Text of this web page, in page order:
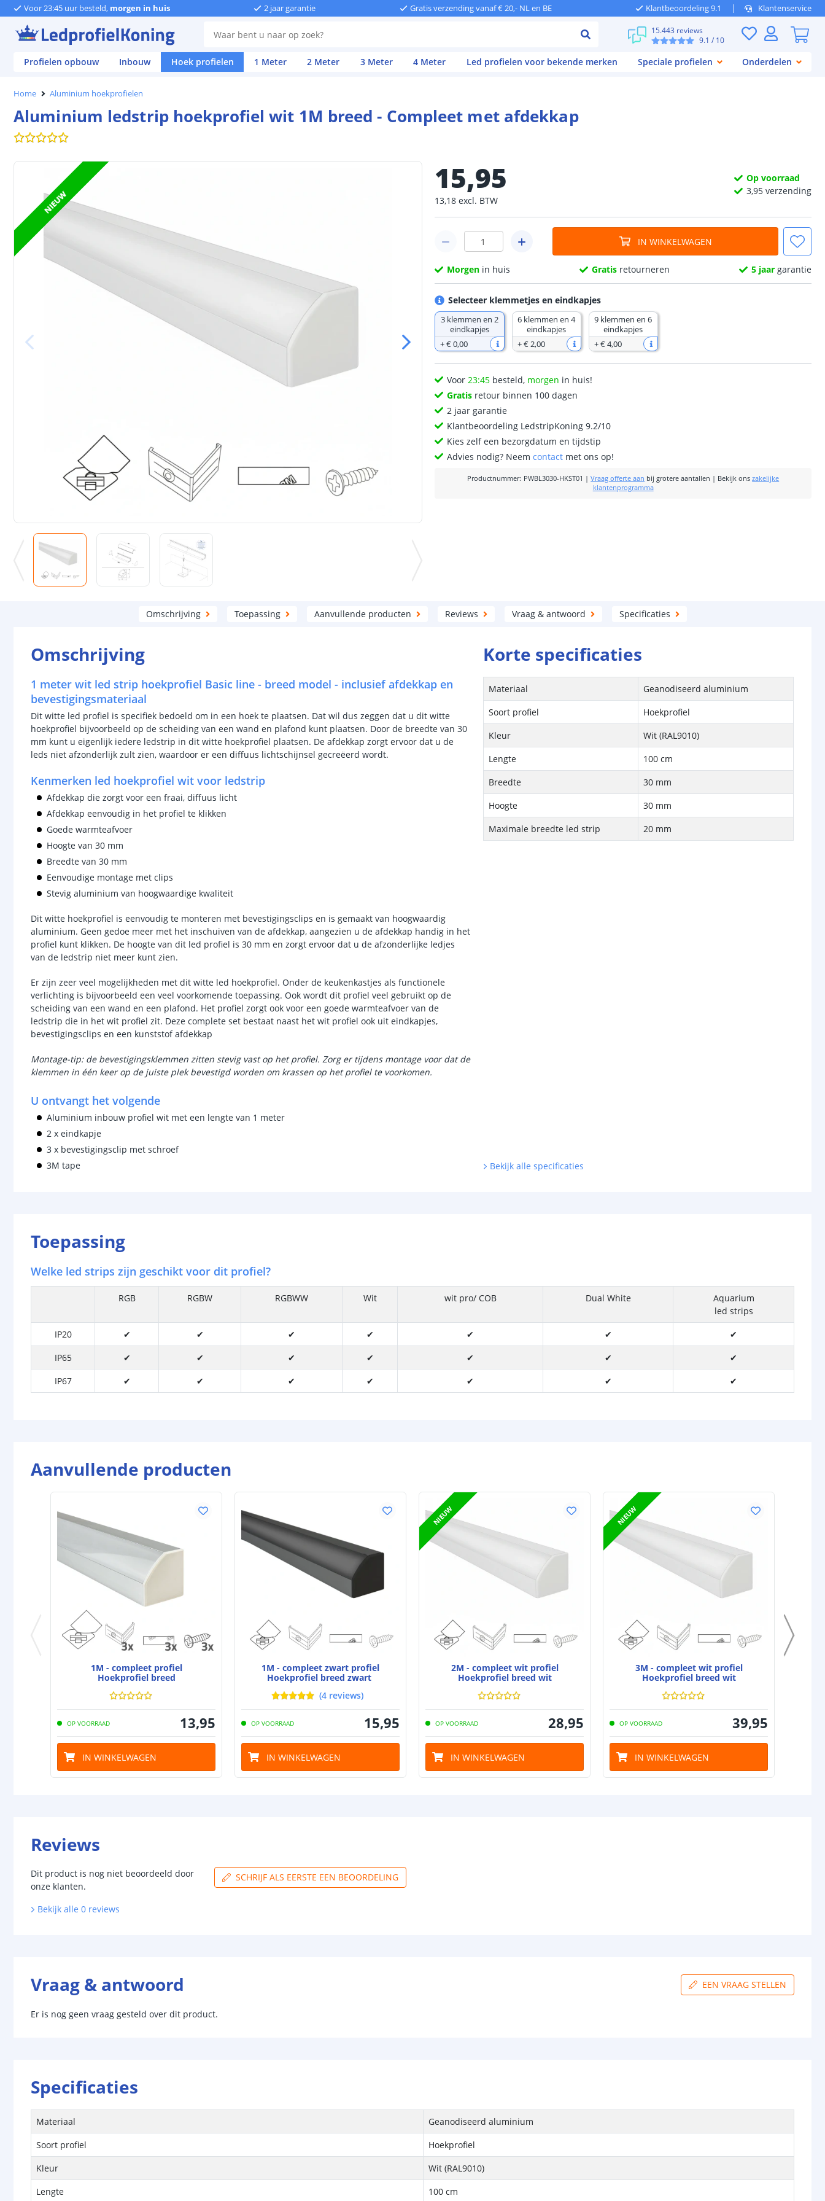
Voor 23:45 uur besteld, morgen in huis 2 jaar garantie Gratis verzending vanaf € 20,- NL en BE Klantbeoordeling 9.1 Klantenservice
15.443 reviews
9.1 / 10
Profielen opbouw Inbouw Hoek profielen 1 Meter 2 Meter 3 Meter 4 Meter Led profielen voor bekende merken Speciale profielen Onderdelen
Home Aluminium hoekprofielen
Aluminium ledstrip hoekprofiel wit 1M breed - Compleet met afdekkap
NIEUW
15,95
13,18 excl. BTW
Op voorraad
3,95 verzending
IN WINKELWAGEN
Morgen in huis Gratis retourneren 5 jaargarantie
Selecteer klemmetjes en eindkapjes
3 klemmen en 2
eindkapjes
+€ 0,00
6 klemmen en 4
eindkapjes
+€ 2,00
9 klemmen en 6
eindkapjes
+€ 4,00
Voor23:45 besteld, morgen in huis!
Gratis retour binnen 100 dagen
2 jaar garantie
Klantbeoordeling LedstripKoning 9.2/10
Kies zelf een bezorgdatum en tijdstip
Advies nodig? Neemcontact met ons op!
Productnummer: PWBL3030-HKST01 |Vraag offerte aan bij grotere aantallen | Bekijk ons zakelijke
klantenprogramma
Omschrijving Toepassing Aanvullende producten Reviews Vraag & antwoord Specificaties
Omschrijving
1 meter wit led strip hoekprofiel Basic line - breed model - inclusief afdekkap en
bevestigingsmateriaal
Dit witte led profiel is specifiek bedoeld om in een hoek te plaatsen. Dat wil dus zeggen dat u dit witte
hoekprofiel bijvoorbeeld op de scheiding van een wand en plafond kunt plaatsen. Door de breedte van 30
mm kunt u eigenlijk iedere ledstrip in dit witte hoekprofiel plaatsen. De afdekkap zorgt ervoor dat u de
leds niet afzonderlijk zult zien, waardoor er een diffuus lichtschijnsel gecreëerd wordt.
Kenmerken led hoekprofiel wit voor ledstrip
Afdekkap die zorgt voor een fraai, diffuus licht
Afdekkap eenvoudig in het profiel te klikken
Goede warmteafvoer
Hoogte van 30 mm
Breedte van 30 mm
Eenvoudige montage met clips
Stevig aluminium van hoogwaardige kwaliteit
Dit witte hoekprofiel is eenvoudig te monteren met bevestigingsclips en is gemaakt van hoogwaardig
aluminium. Geen gedoe meer met het inschuiven van de afdekkap, aangezien u de afdekkap handig in het
profiel kunt klikken. De hoogte van dit led profiel is 30 mm en zorgt ervoor dat u de afzonderlijke ledjes
van de ledstrip niet meer kunt zien.
Er zijn zeer veel mogelijkheden met dit witte led hoekprofiel. Onder de keukenkastjes als functionele
verlichting is bijvoorbeeld een veel voorkomende toepassing. Ook wordt dit profiel veel gebruikt op de
scheiding van een wand en een plafond. Het profiel zorgt ook voor een goede warmteafvoer van de
ledstrip die in het wit profiel zit. Deze complete set bestaat naast het wit profiel ook uit eindkapjes,
bevestigingsclips en een kunststof afdekkap
Montage-tip: de bevestigingsklemmen zitten stevig vast op het profiel. Zorg er tijdens montage voor dat de
klemmen in één keer op de juiste plek bevestigd worden om krassen op het profiel te voorkomen.
U ontvangt het volgende
Aluminium inbouw profiel wit met een lengte van 1 meter
2 x eindkapje
3 x bevestigingsclip met schroef
3M tape
Korte specificaties
Materiaal
Geanodiseerd aluminium
Soort profiel
Hoekprofiel
Kleur
Wit (RAL9010)
Lengte
100 cm
Breedte
30 mm
Hoogte
30 mm
Maximale breedte led strip
20 mm
Bekijk alle specificaties
Toepassing
Welke led strips zijn geschikt voor dit profiel?
RGB RGBW RGBWW Wit wit pro/ COB Dual White
Aquarium
led strips
IP20
✔ ✔ ✔ ✔ ✔ ✔
✔
IP65
✔ ✔ ✔ ✔ ✔ ✔
✔
IP67
✔ ✔ ✔ ✔ ✔ ✔ ✔
Aanvullende producten
1M - compleet profiel
Hoekprofiel breed
OP VOORRAAD 13,95
IN WINKELWAGEN
1M - compleet zwart profiel
Hoekprofiel breed zwart
(4 reviews)
OP VOORRAAD 15,95
IN WINKELWAGEN
NIEUW
2M - compleet wit profiel
Hoekprofiel breed wit
OP VOORRAAD 28,95
IN WINKELWAGEN
NIEUW
3M - compleet wit profiel
Hoekprofiel breed wit
OP VOORRAAD 39,95
IN WINKELWAGEN
Reviews
Dit product is nog niet beoordeeld door
onze klanten.
SCHRIJF ALS EERSTE EEN BEOORDELING
Bekijk alle 0 reviews
Vraag & antwoord EEN VRAAG STELLEN
Er is nog geen vraag gesteld over dit product.
Specificaties
Materiaal
Geanodiseerd aluminium
Soort profiel
Hoekprofiel
Kleur
Wit (RAL9010)
Lengte
100 cm